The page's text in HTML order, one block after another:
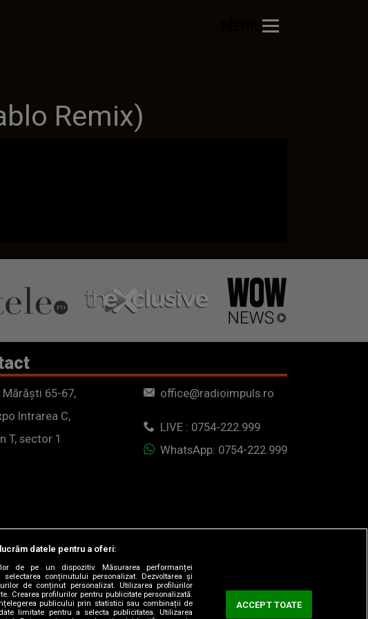
Remix)
Mărăști 65-67,
Intrarea C,
T, sector 1
office@radioimpuls.ro
LIVE : 0754-222.999
WhatsApp: 0754-222.999
datele pentru a oferi:
de pe un dispozitiv. Măsurarea performanței
conținutului personalizat. Dezvoltarea și
de conținut personalizat. Utilizarea profilurilor
Crearea profilurilor pentru publicitate personalizată.
publicului prin statistici sau combinații de
limitate pentru a selecta publicitatea. Utilizarea
ACCEPT TOATE